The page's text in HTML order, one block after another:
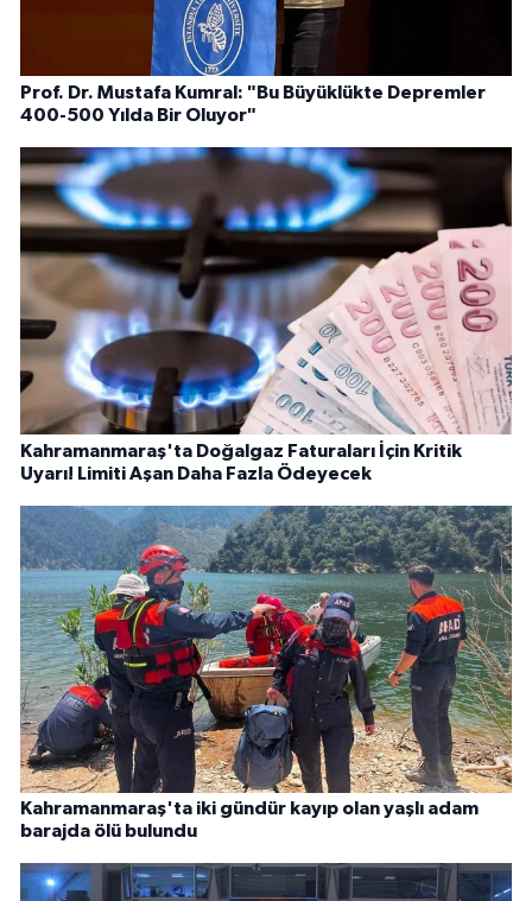
Prof. Dr. Mustafa Kumral: "Bu Büyüklükte Depremler
400-500 Yılda Bir Oluyor"
Kahramanmaraş'ta Doğalgaz Faturaları İçin Kritik
Uyarı! Limiti Aşan Daha Fazla Ödeyecek
Kahramanmaraş'ta iki gündür kayıp olan yaşlı adam
barajda ölü bulundu